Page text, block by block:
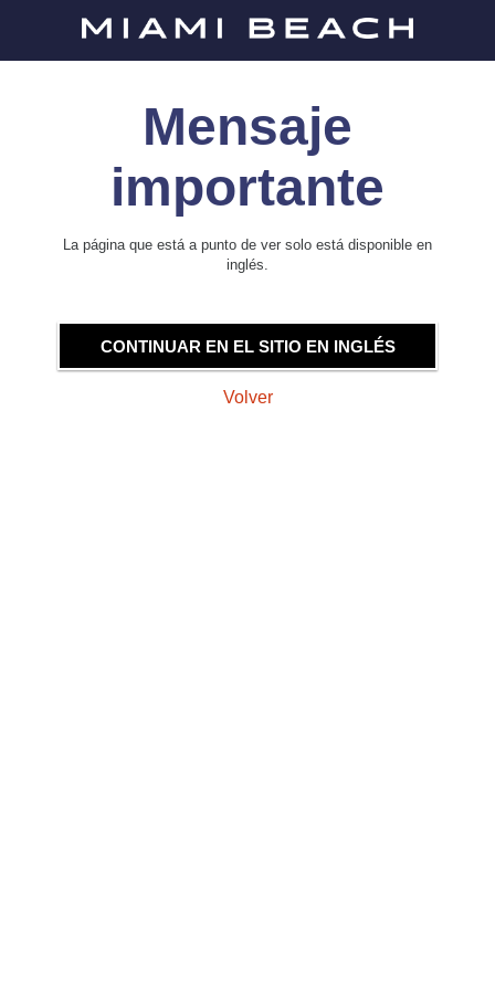
Mensaje
importante
La página que está a punto de ver solo está disponible en
inglés.
CONTINUAR EN EL SITIO EN INGLÉS
Volver